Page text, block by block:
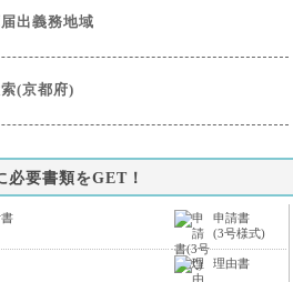
出義務地域
(京都府)
必要書類をGET！
申請書
(3号様式)
理由書